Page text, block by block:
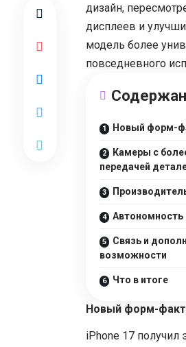
дизайн,
дисплеев и
модель более
повседневного
Новый форм-
Камеры с
передачей
Автономность
Связь и
возможности
Что в итоге
Новый форм-
iPhone 17 получил